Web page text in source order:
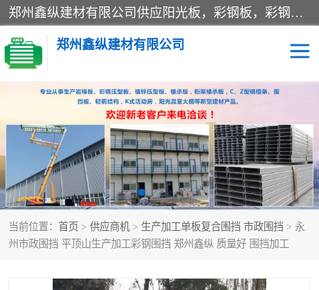
郑州鑫纵建材有限公司供应阳光板，彩钢板，彩钢钢构工程是一家集生产销售租赁安装于一体的企业，主要生产PC采光板，耐力板，仿古琉璃采光板，岩棉板、彩钢压型板、镀锌压型板、桁架楼承板，C、Z型钢檩条、围挡板、轻钢结构，阳光温室大棚等新型建材产品。公司旗下有多台移动式高空压瓦机租赁，承接全国各地业务，专业对外租赁各种型号压瓦机。
郑州鑫纵建材有限公司
当前位置： 首页 > 供应商机 > 生产加工单板复合围挡 市政围挡 > 永
州市政围挡 平顶山生产加工彩钢围挡 郑州鑫纵 质量好 围挡加工
高空瓦机租赁 ASA合成树脂仿古瓦
CZ型钢 FRP采光板
PC多层板 PC耐力板
建筑围挡 楼层板